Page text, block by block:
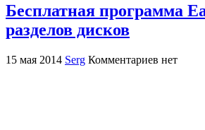
Бесплатная программа
разделов дисков
15 мая 2014 Serg Комментариев нет